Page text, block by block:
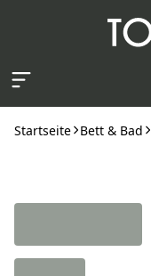
Startseite Bett & Bad